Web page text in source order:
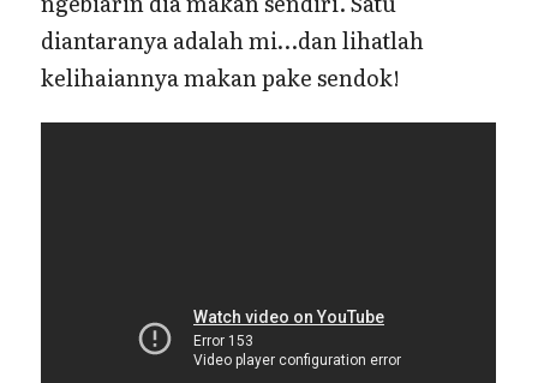
diantaranya adalah mi…dan lihatlah
kelihaiannya makan pake sendok!